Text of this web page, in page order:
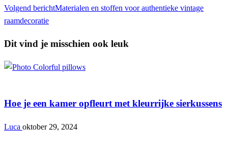
Volgend berichtMaterialen en stoffen voor authentieke vintage
raamdecoratie
Dit vind je misschien ook leuk
Hoe je een kamer opfleurt met kleurrijke sierkussens
Luca oktober 29, 2024